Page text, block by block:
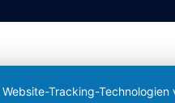
Tracking-